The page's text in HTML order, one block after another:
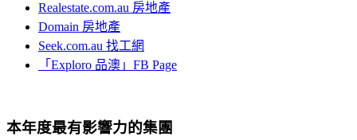
Realestate.com.au 房地產
Domain 房地產
Seek.com.au 找工網
「Exploro 品澳」FB Page
本年度最有影響力的集團